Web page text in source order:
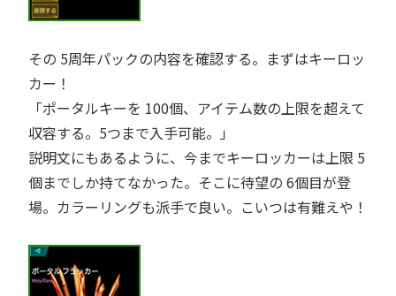
その 5周年パックの内容を確認する。まずはキーロッ
カー！
ポータルキーを 100個、アイテム数の上限を超えて
収容する。5つまで入手可能。
説明文にもあるように、今までキーロッカーは上限 5
個までしか持てなかった。そこに待望の 6個目が登
場。カラーリングも派手で良い。こいつは有難えや！